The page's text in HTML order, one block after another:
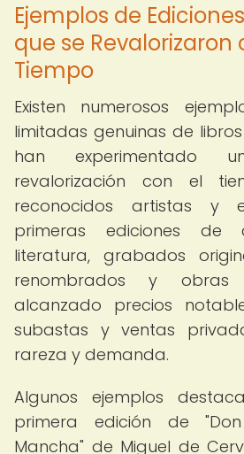
Ejemplos de
que se Revalorizaron
Tiempo
Existen numerosos
limitadas genuinas de
han experimentado
revalorización con el
reconocidos artistas y
primeras ediciones
literatura, grabados
renombrados y obras
alcanzado precios
subastas y ventas
rareza y demanda.
Algunos ejemplos
primera edición de
Mancha" de Miguel de